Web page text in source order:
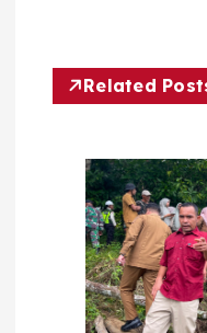
Related